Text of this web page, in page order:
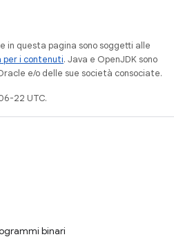
in questa pagina sono soggetti alle
per i contenuti. Java e OpenJDK sono
e/o delle sue società consociate.
22 UTC.
binari